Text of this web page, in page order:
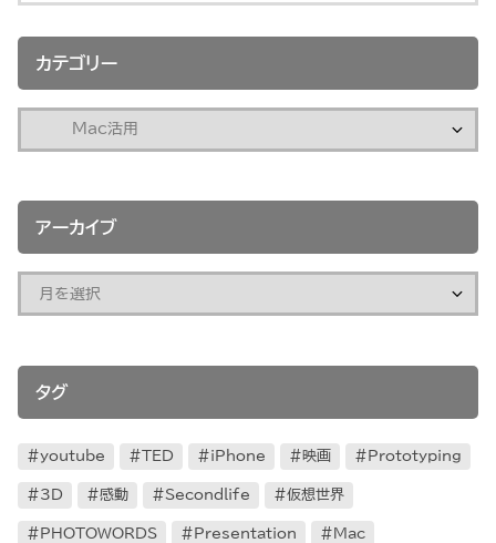
カテゴリー
アーカイブ
タグ
youtube TED iPhone 映画 Prototyping
3D 感動 Secondlife 仮想世界
PHOTOWORDS Presentation Mac